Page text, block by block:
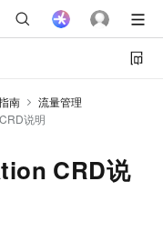
南
流量管理
说明
CRD说